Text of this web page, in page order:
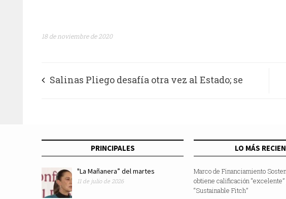
18 de noviembre de 2020
Salinas Pliego desafía otra vez al Estado; se
PRINCIPALES
"La Mañanera” del martes
11 de julio de 2026
LO MÁS
Marco de Financiamiento
obtiene calificación “excelente”
“Sustainable Fitch”